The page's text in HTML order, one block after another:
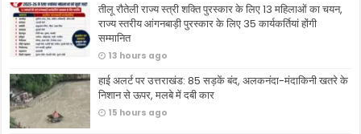
तीलू रौतेली राज्य स्त्री शक्ति पुरस्कार के लिए 13 महिलाओं का चयन,
राज्य स्तरीय आंगनबाड़ी पुरस्कार के लिए 35 कार्यकर्तियां होंगी
सम्मानित
13 hours ago
हाई अलर्ट पर उत्तराखंड: 85 सड़कें बंद, अलकनंदा-मंदाकिनी खतरे के
निशान से ऊपर, मलबे में दबी कार
15 hours ago